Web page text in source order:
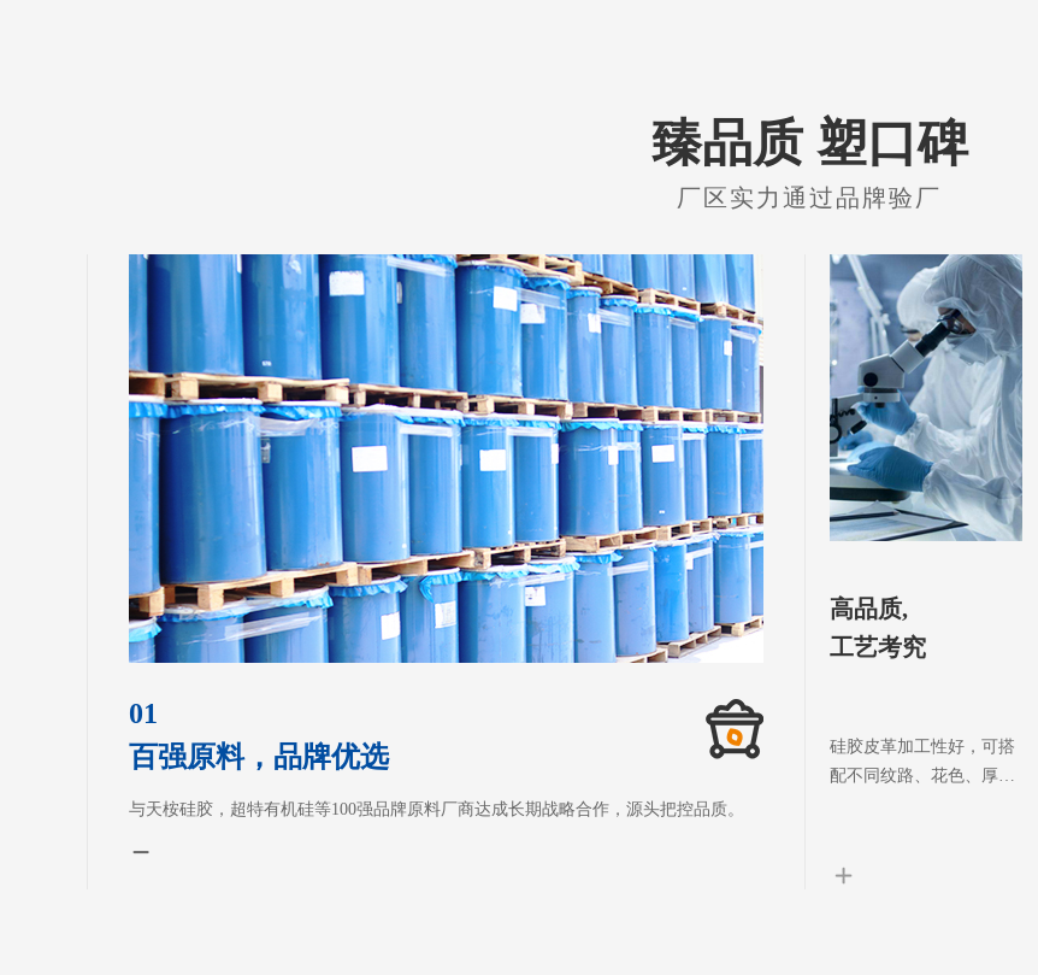
臻品质 塑口碑
厂区实力通过品牌验厂
01
百强原料，品牌优选
与天桉硅胶，超特有机硅等100强品牌原料厂商达成长期战略合作，源头把控品质。
高品质,
工艺考究
硅胶皮革加工性好，可搭
配不同纹路、花色、厚度